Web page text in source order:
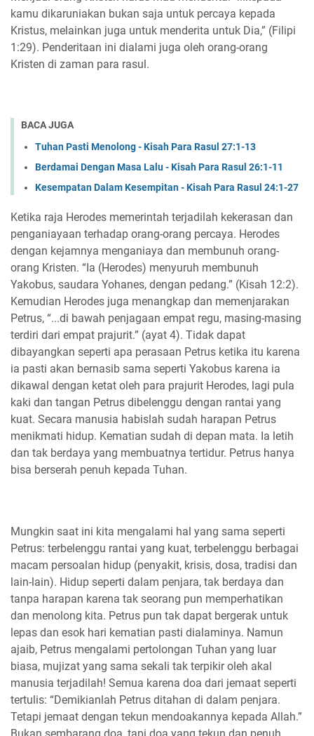
kamu dikaruniakan bukan saja untuk percaya kepada
Kristus, melainkan juga untuk menderita untuk Dia,” (Filipi
1:29). Penderitaan ini dialami juga oleh orang-orang
Kristen di zaman para rasul.
BACA JUGA
Tuhan Pasti Menolong - Kisah Para Rasul 27:1-13
Berdamai Dengan Masa Lalu - Kisah Para Rasul 26:1-11
Kesempatan Dalam Kesempitan - Kisah Para Rasul 24:1-27
Ketika raja Herodes memerintah terjadilah kekerasan dan
penganiayaan terhadap orang-orang percaya. Herodes
dengan kejamnya menganiaya dan membunuh orang-
orang Kristen. “Ia (Herodes) menyuruh membunuh
Yakobus, saudara Yohanes, dengan pedang.” (Kisah 12:2).
Kemudian Herodes juga menangkap dan memenjarakan
Petrus, “...di bawah penjagaan empat regu, masing-masing
terdiri dari empat prajurit.” (ayat 4). Tidak dapat
dibayangkan seperti apa perasaan Petrus ketika itu karena
ia pasti akan bernasib sama seperti Yakobus karena ia
dikawal dengan ketat oleh para prajurit Herodes, lagi pula
kaki dan tangan Petrus dibelenggu dengan rantai yang
kuat. Secara manusia habislah sudah harapan Petrus
menikmati hidup. Kematian sudah di depan mata. Ia letih
dan tak berdaya yang membuatnya tertidur. Petrus hanya
bisa berserah penuh kepada Tuhan.
Mungkin saat ini kita mengalami hal yang sama seperti
Petrus: terbelenggu rantai yang kuat, terbelenggu berbagai
macam persoalan hidup (penyakit, krisis, dosa, tradisi dan
lain-lain). Hidup seperti dalam penjara, tak berdaya dan
tanpa harapan karena tak seorang pun memperhatikan
dan menolong kita. Petrus pun tak dapat bergerak untuk
lepas dan esok hari kematian pasti dialaminya. Namun
ajaib, Petrus mengalami pertolongan Tuhan yang luar
biasa, mujizat yang sama sekali tak terpikir oleh akal
manusia terjadilah! Semua karena doa dari jemaat seperti
tertulis: “Demikianlah Petrus ditahan di dalam penjara.
Tetapi jemaat dengan tekun mendoakannya kepada Allah.”
Bukan sembarang doa, tapi doa yang tekun dan penuh